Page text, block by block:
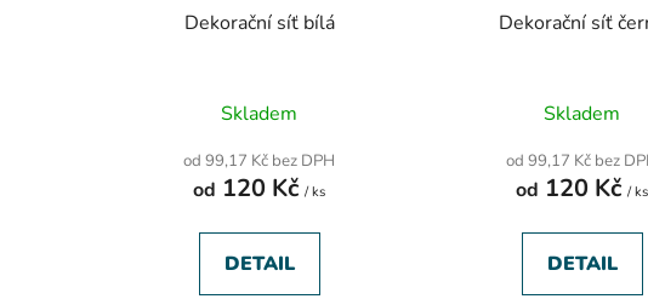
Dekorační síť bílá
hodnocení
je
5,0
5
hvězdiček.
Skladem
od 99,17 Kč bez DPH
od 120 Kč/ ks
DETAIL
Dekorační síť
je
5,0
5
Skladem
od 99,17 Kč bez
od 120 Kč/ ks
DETAIL